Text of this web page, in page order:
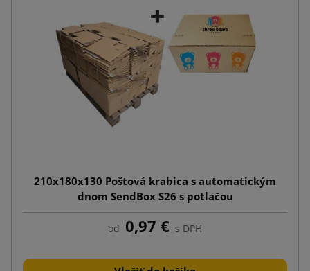
210x180x130 Poštová krabica s automatickým
dnom SendBox S26 s potlačou
od 0,97 € s DPH